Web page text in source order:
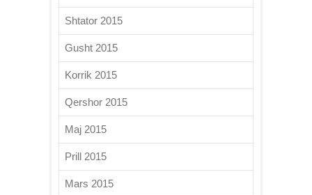
Shtator 2015
Gusht 2015
Korrik 2015
Qershor 2015
Maj 2015
Prill 2015
Mars 2015